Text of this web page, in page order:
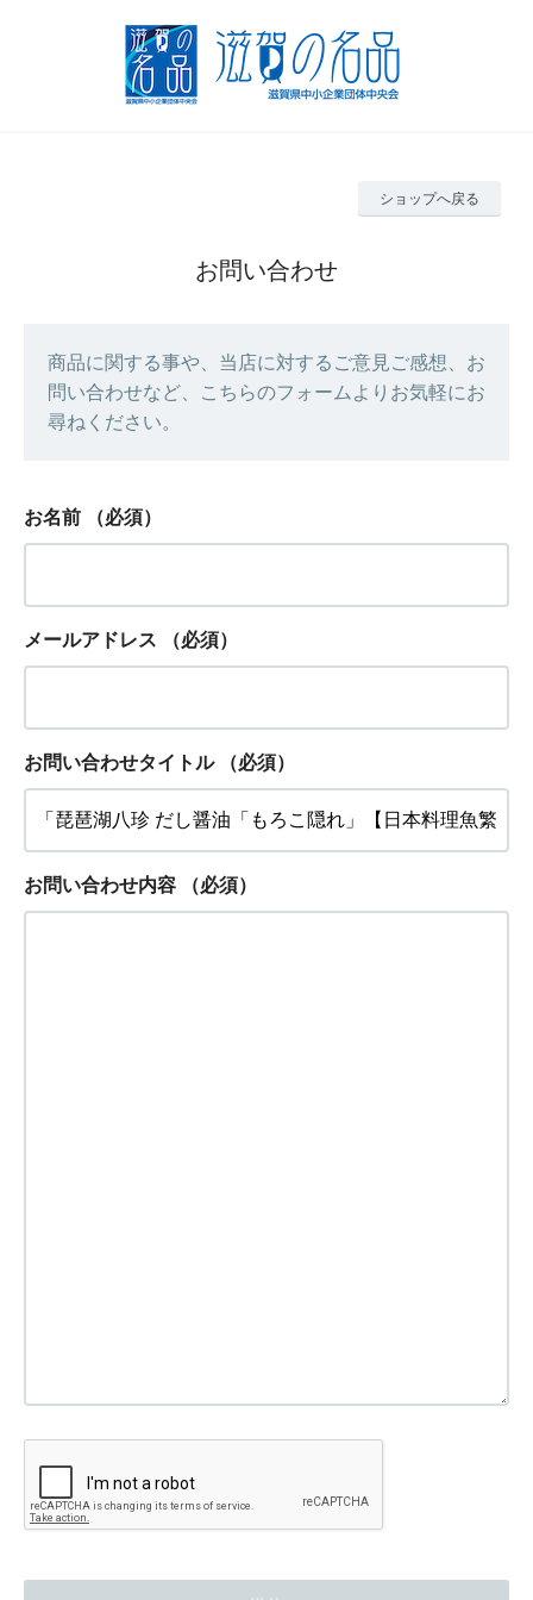
ショップへ戻る
お問い合わせ
商品に関する事や、当店に対するご意見ご感想、お
問い合わせなど、こちらのフォームよりお気軽にお
尋ねください。
お名前 （必須）
メールアドレス （必須）
お問い合わせタイトル （必須）
お問い合わせ内容 （必須）